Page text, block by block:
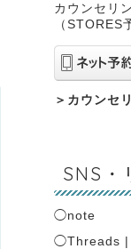
カウンセリ
（STORES
＞ カウンセ
SNS・
◯note
◯Threads